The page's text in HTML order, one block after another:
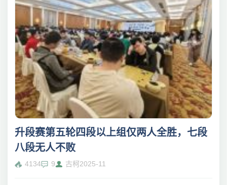
升段赛第五轮四段以上组仅两人全胜，七段
八段无人不败
4134 9 古柯2025-11